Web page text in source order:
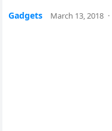
Gadgets March 13, 2018 ·